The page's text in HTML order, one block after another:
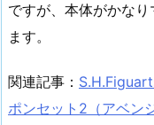
ですが、本体がかな
ます。
関連記事：
ポンセット2（アベン